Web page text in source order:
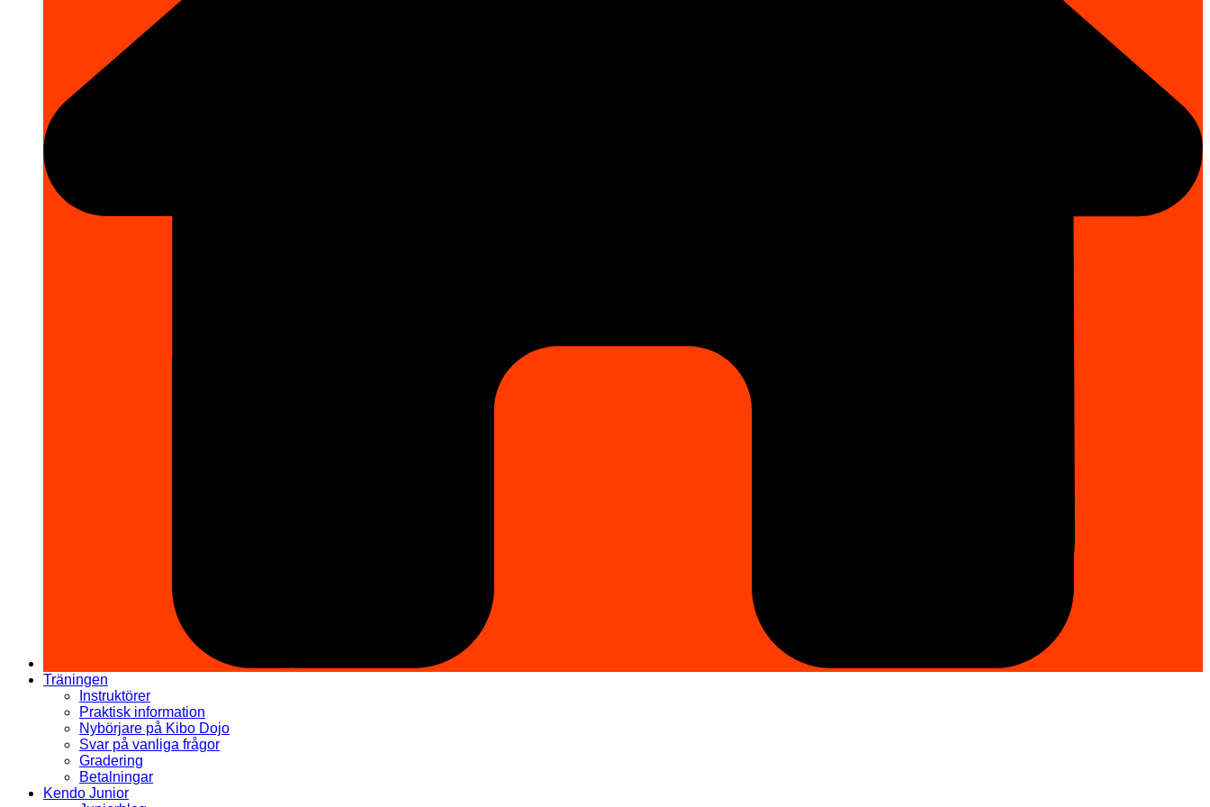
Träningen
Instruktörer
Praktisk information
Nybörjare på Kibo Dojo
Svar på vanliga frågor
Gradering
Betalningar
Kendo Junior